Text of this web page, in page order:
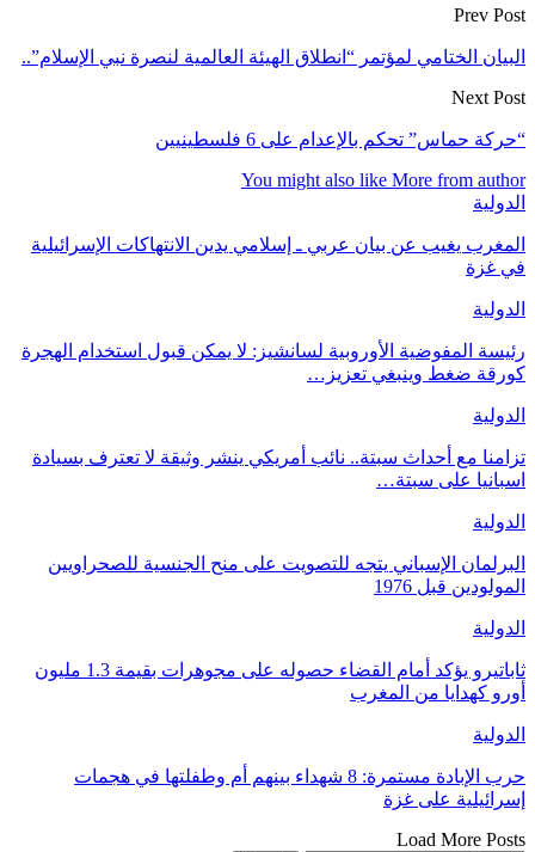
Prev Post
البيان الختامي لمؤتمر “انطلاق الهيئة العالمية لنصرة نبي الإسلام”..
Next Post
“حركة حماس” تحكم بالإعدام على 6 فلسطينيين
You might also like More from author
الدولية
المغرب يغيب عن بيان عربي ـ إسلامي يدين الانتهاكات الإسرائيلية
في غزة
الدولية
رئيسة المفوضية الأوروبية لسانشيز: لا يمكن قبول استخدام الهجرة
كورقة ضغط وينبغي تعزيز…
الدولية
تزامنا مع أحداث سبتة.. نائب أمريكي ينشر وثيقة لا تعترف بسيادة
اسبانيا على سبتة…
الدولية
البرلمان الإسباني يتجه للتصويت على منح الجنسية للصحراويين
المولودين قبل 1976
الدولية
ثاباتيرو يؤكد أمام القضاء حصوله على مجوهرات بقيمة 1.3 مليون
أورو كهدايا من المغرب
الدولية
حرب الإبادة مستمرة: 8 شهداء بينهم أم وطفلتها في هجمات
إسرائيلية على غزة
Load More Posts